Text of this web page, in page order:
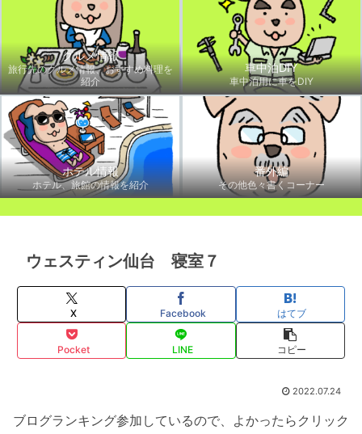
グルメ情報
旅行先のグルメ情報、おすすめ料理を
紹介
車中泊DIY
車中泊用に車をDIY
ホテル情報
ホテル、旅館の情報を紹介
番外編
その他色々書くコーナー
ウェスティン仙台 寝室７
X Facebook はてブ
Pocket LINE コピー
2022.07.24
ブログランキング参加しているので、よかったらクリック